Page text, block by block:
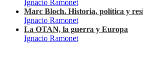
Ignacio Ramonet
Marc Bloch. Historia, política y
Ignacio Ramonet
La OTAN, la guerra y Europa
Ignacio Ramonet